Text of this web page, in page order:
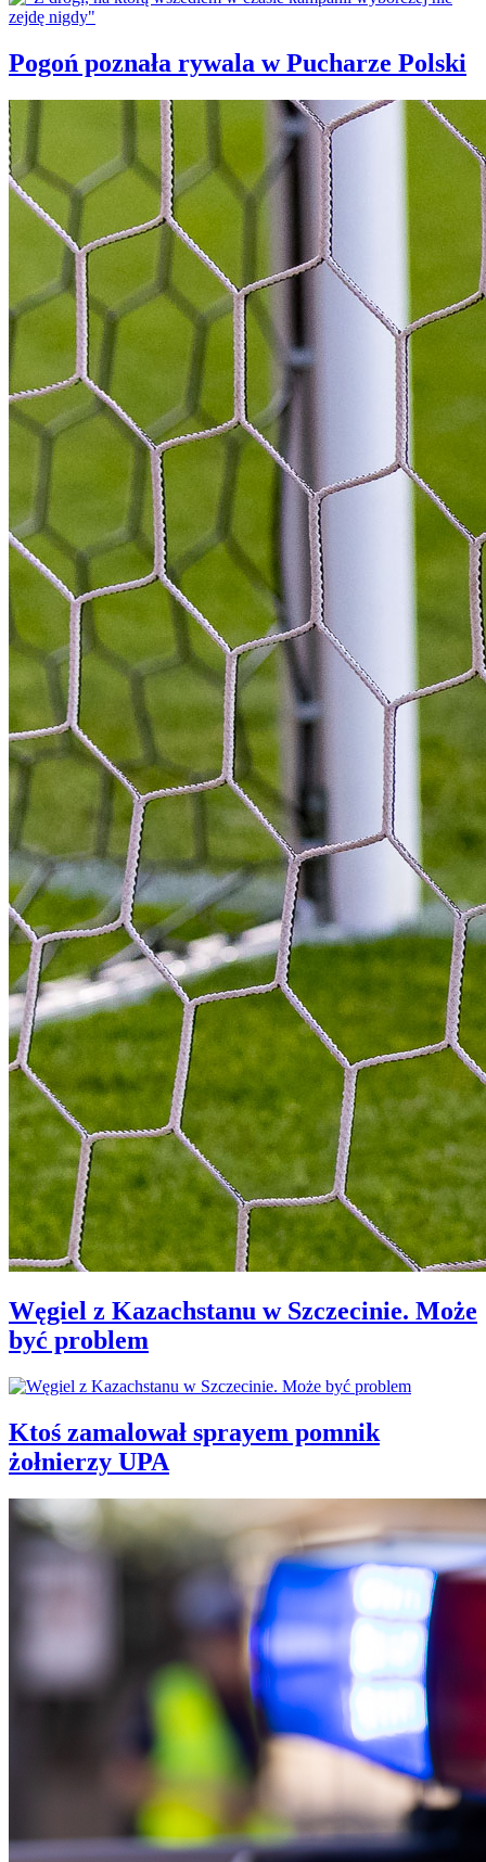
Pogoń poznała rywala w Pucharze Polski
Węgiel z Kazachstanu w Szczecinie. Może
być problem
Ktoś zamalował sprayem pomnik
żołnierzy UPA